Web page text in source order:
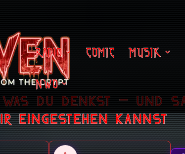
RADIO COMIC MUSIK
NWO
du denkst – und
eingestehen kannst